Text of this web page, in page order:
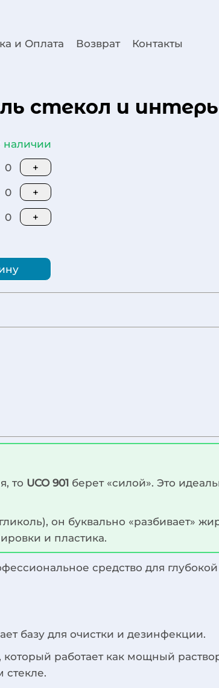
и Оплата Возврат Контакты
стекол и
наличии
0 +
0 +
0 +
то UCO 901 берет «силой». Это
он буквально «разбивает»
и пластика.
средство для
базу для очистки и дезинфекции.
работает как мощный
стекле.